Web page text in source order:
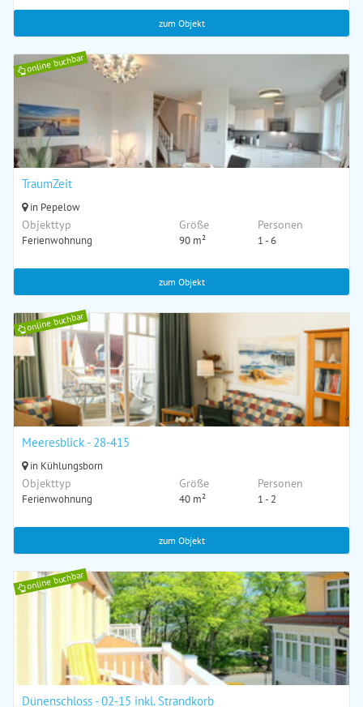
zum Objekt
online buchbar
TraumZeit
in Pepelow
Objekttyp
Ferienwohnung
Größe
90 m²
Personen
1 - 6
zum Objekt
online buchbar
Meeresblick - 28-415
in Kühlungsborn
Objekttyp
Ferienwohnung
Größe
40 m²
Personen
1 - 2
zum Objekt
online buchbar
Dünenschloss - 02-15 inkl. Strandkorb